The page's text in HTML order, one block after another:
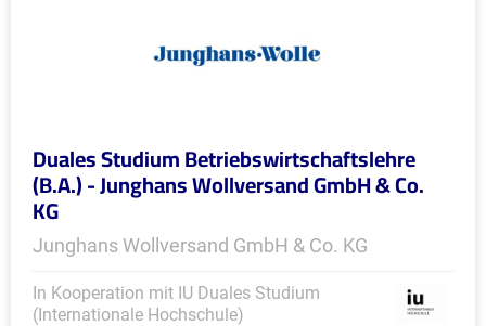
Duales Studium Betriebswirtschaftslehre
(B.A.) - Junghans Wollversand GmbH & Co.
KG
Junghans Wollversand GmbH & Co. KG
In Kooperation mit IU Duales Studium
(Internationale Hochschule)